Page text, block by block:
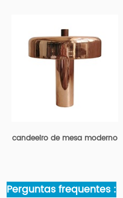
candeeiro de mesa moderno
Perguntas frequentes :